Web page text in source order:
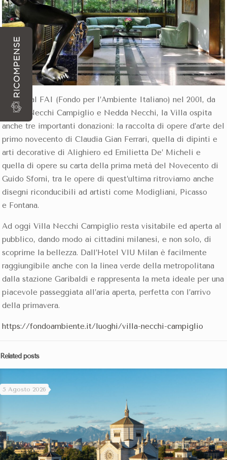
Donata al FAI (Fondo per l’Ambiente Italiano) nel 2001, da
Gigina Necchi Campiglio e Nedda Necchi, la Villa ospita
anche tre importanti donazioni: la raccolta di opere d’arte del
primo novecento di Claudia Gian Ferrari, quella di dipinti e
arti decorative di Alighiero ed Emilietta De’ Micheli e
quella di opere su carta della prima metà del Novecento di
Guido Sforni, tra le opere di quest’ultima ritroviamo anche
disegni riconducibili ad artisti come Modigliani, Picasso
e Fontana.
Ad oggi Villa Necchi Campiglio resta visitabile ed aperta al
pubblico, dando modo ai cittadini milanesi, e non solo, di
scoprirne la bellezza. Dall’Hotel VIU Milan è facilmente
raggiungibile anche con la linea verde della metropolitana
dalla stazione Garibaldi e rappresenta la meta ideale per una
piacevole passeggiata all’aria aperta, perfetta con l’arrivo
della primavera.
https://fondoambiente.it/luoghi/villa-necchi-campiglio
Related posts
5 Agosto 2026
RICOMPENSE